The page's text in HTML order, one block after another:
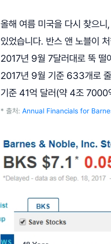
올해 여름 미국을 다시 찾으
있었습니다. 반스 앤 노블이
2017년 9월 7달러대로 뚝 떨
2017년 9월 기준 633개로
기준 41억 달러(약 4조 7000
* 출처: Annual Financials for